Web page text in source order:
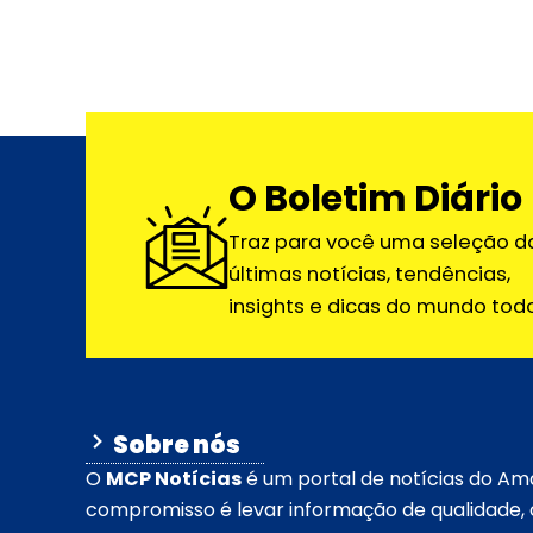
O Boletim Diário
Traz para você uma seleção
últimas notícias, tendências,
insights e dicas do mundo
Sobre nós
O MCP Notíciasé um portal de notícias do
compromisso é levar informação de